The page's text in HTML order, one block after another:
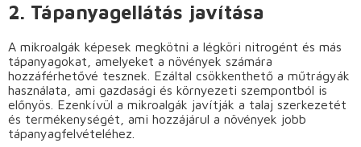
2. Tápanyagellátás javítása
A mikroalgák képesek megkötni a légköri nitrogént és más
tápanyagokat, amelyeket a növények számára
hozzáférhetővé tesznek. Ezáltal csökkenthető a műtrágyák
használata, ami gazdasági és környezeti szempontból is
előnyös. Ezenkívül a mikroalgák javítják a talaj szerkezetét
és termékenységét, ami hozzájárul a növények jobb
tápanyagfelvételéhez.